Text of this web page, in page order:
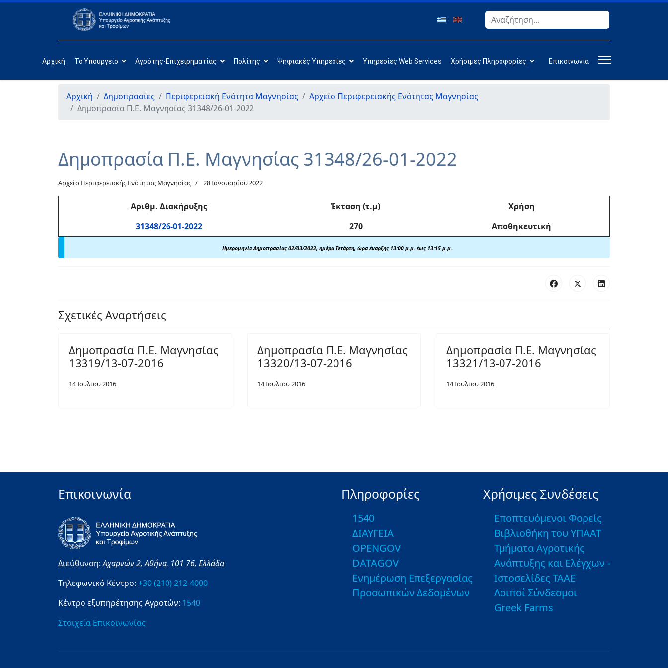
Αναζήτηση
Αρχική Το Υπουργείο Αγρότης-Επιχειρηματίας Πολίτης Ψηφιακές Υπηρεσίες Υπηρεσίες Web Services Χρήσιμες Πληροφορίες Επικοινωνία
Αρχική Δημοπρασίες Περιφερειακή Ενότητα Μαγνησίας
Αρχείο Περιφερειακής Ενότητας Μαγνησίας
Δημοπρασία Π.Ε. Μαγνησίας 31348/26-01-2022
Δημοπρασία Π.Ε. Μαγνησίας 31348/26-01-2022
Αρχείο Περιφερειακής Ενότητας Μαγνησίας 28 Ιανουαρίου 2022
Αριθμ. Διακήρυξης Έκταση (τ.μ)
Χρήση
31348/26-01-2022
270 Αποθηκευτική
Ημερομηνία Δημοπρασίας 02/03/2022, ημέρα Τετάρτη, ώρα έναρξης 13:00 μ.μ. έως 13:15 μ.μ.
Σχετικές Αναρτήσεις
Δημοπρασία Π.Ε. Μαγνησίας
13319/13-07-2016
14 Ιουλιου 2016
Δημοπρασία Π.Ε. Μαγνησίας
13320/13-07-2016
14 Ιουλιου 2016
Δημοπρασία Π.Ε. Μαγνησίας
13321/13-07-2016
14 Ιουλιου 2016
Επικοινωνία
Διεύθυνση:Αχαρνών 2,Αθήνα, 101 76, Ελλάδα
Τηλεφωνικό Κέντρο: +30 (210) 212-4000
Κέντρο εξυπηρέτησης Αγροτών: 1540
Στοιχεία Επικοινωνίας
Πληροφορίες
1540
ΔΙΑΥΓΕΙΑ
OPENGOV
DATAGOV
Ενημέρωση Επεξεργασίας
Προσωπικών Δεδομένων
Χρήσιμες Συνδέσεις
Εποπτευόμενοι Φορείς
Βιβλιοθήκη του ΥΠΑΑΤ
Τμήματα Αγροτικής
Ανάπτυξης και Ελέγχων -
Ιστοσελίδες ΤΑΑΕ
Λοιποί Σύνδεσμοι
Greek Farms